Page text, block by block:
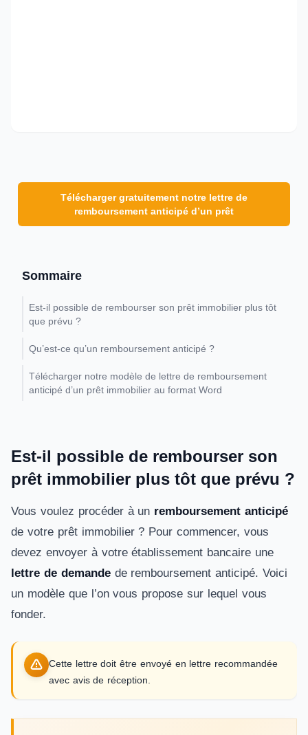
Télécharger gratuitement notre lettre de
remboursement anticipé d’un prêt
Sommaire
Est-il possible de rembourser son prêt immobilier plus tôt
que prévu ?
Qu’est-ce qu’un remboursement anticipé ?
Télécharger notre modèle de lettre de remboursement
anticipé d’un prêt immobilier au format Word
Est-il possible de rembourser son
prêt immobilier plus tôt que prévu ?
Vous voulez procéder à un remboursement anticipé
de votre prêt immobilier ? Pour commencer, vous
devez envoyer à votre établissement bancaire une
lettre de demandede remboursement anticipé. Voici
un modèle que l’on vous propose sur lequel vous
fonder.
Cette lettre doit être envoyé en lettre recommandée
avec avis de réception.